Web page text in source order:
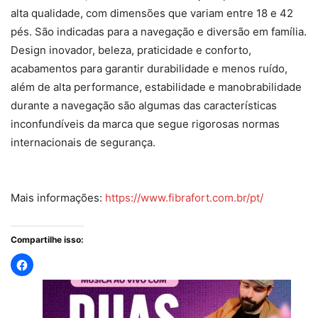
alta qualidade, com dimensões que variam entre 18 e 42
pés. São indicadas para a navegação e diversão em família.
Design inovador, beleza, praticidade e conforto,
acabamentos para garantir durabilidade e menos ruído,
além de alta performance, estabilidade e manobrabilidade
durante a navegação são algumas das características
inconfundíveis da marca que segue rigorosas normas
internacionais de segurança.
Mais informações: https://www.fibrafort.com.br/pt/
Compartilhe isso: